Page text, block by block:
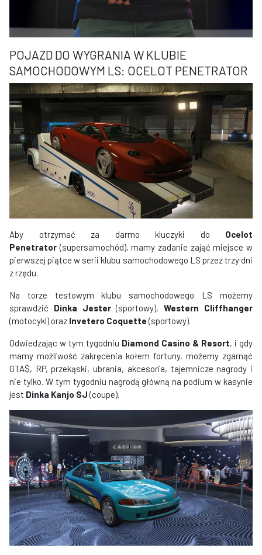
POJAZD DO WYGRANIA W KLUBIE
SAMOCHODOWYM LS: OCELOT PENETRATOR
Aby otrzymać za darmo kluczyki do Ocelot
Penetrator (supersamochód), mamy zadanie zająć miejsce w
pierwszej piątce w serii klubu samochodowego LS przez trzy dni
z rzędu.
Na torze testowym klubu samochodowego LS możemy
sprawdzić Dinka Jester(sportowy),Western Cliffhanger
(motocykl) oraz Invetero Coquette(sportowy).
Odwiedzając w tym tygodniu Diamond Casino & Resort, i gdy
mamy możliwość zakręcenia kołem fortuny, możemy zgarnąć
GTA$, RP, przekąski, ubrania, akcesoria, tajemnicze nagrody i
nie tylko. W tym tygodniu nagrodą główną na podium w kasynie
jest Dinka Kanjo SJ(coupe).